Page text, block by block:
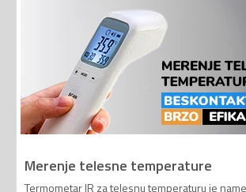
Merenje telesne temperature
Termometar IR za telesnu temperaturu je